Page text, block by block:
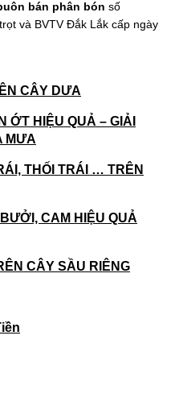
bán phân bón số
và BVTV Đắk Lắk cấp ngày
CÂY DƯA
ỚT HIỆU QUẢ – GIẢI
MƯA
THỐI TRÁI … TRÊN
CAM HIỆU QUẢ
CÂY SẦU RIÊNG